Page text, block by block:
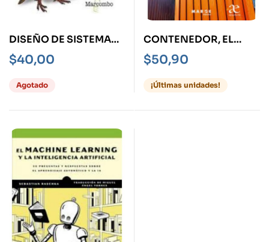
DISEÑO DE SISTEMAS
DE MACHINE
LEARNING
$40,00
Agotado
CONTENEDOR, EL
TÉCNICAS, NORMAS Y
USOS
$50,90
¡Últimas unidades!